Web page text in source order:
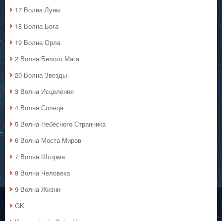
17 Волна Луны
18 Волна Бога
19 Волна Орла
2 Волна Белого Мага
20 Волна Звезды
3 Волна Исцеления
4 Волна Солнца
5 Волна Небесного Странника
6 Волна Моста Миров
7 Волна Шторма
8 Волна Человека
9 Волна Жизни
GK